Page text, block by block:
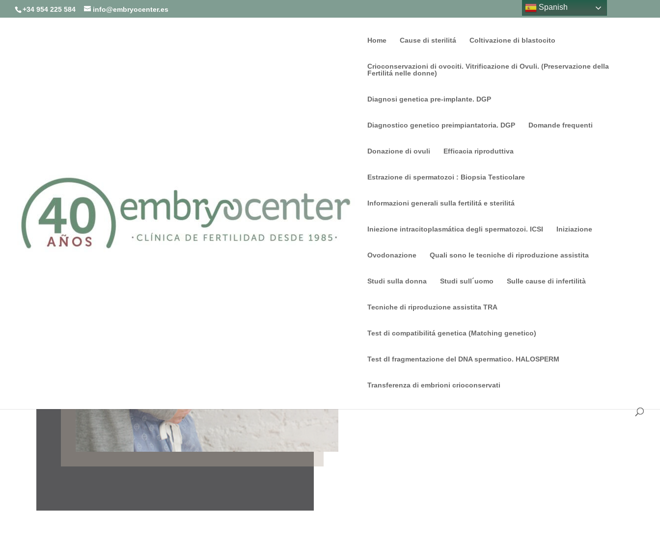
+34 954 225 584 info@embryocenter.es
Home Cause di sterilitá Coltivazione di blastocito
Crioconservazioni di ovociti. Vitrificazione di Ovuli. (Preservazione della
Fertilitá nelle donne)
Diagnosi genetica pre-implante. DGP
Diagnostico genetico preimpiantatoria. DGP Domande frequenti
Donazione di ovuli Efficacia riproduttiva
Estrazione di spermatozoi : Biopsia Testicolare
Informazioni generali sulla fertilitá e sterilitá
Iniezione intracitoplasmática degli spermatozoi. ICSI Iniziazione
Ovodonazione Quali sono le tecniche di riproduzione assistita
Studi sulla donna Studi sull´uomo Sulle cause di infertilità
Tecniche di riproduzione assistita TRA
Test di compatibilitá genetica (Matching genetico)
Test dI fragmentazione del DNA spermatico. HALOSPERM
Transferenza di embrioni crioconservati
Spanish